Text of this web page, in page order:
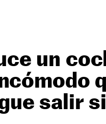
un
salir